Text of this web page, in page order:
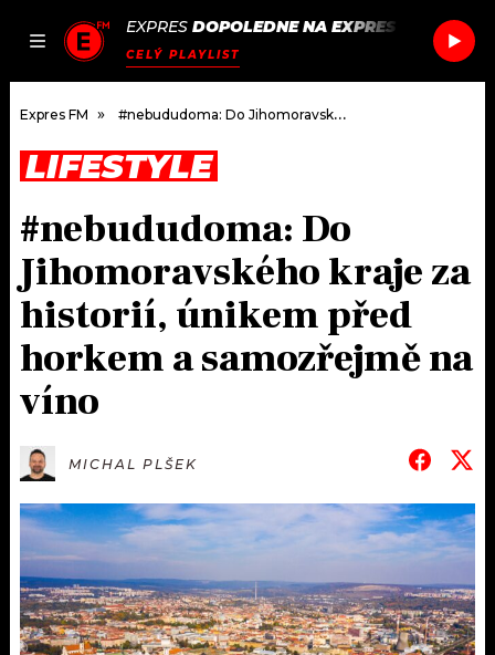
JAK
SEZNAM.CZ
EXPRES DOPOLEDNE NA EXPRES FM /OH
CELÝ PLAYLIST
DOMŮ
ČLÁNKY
HUDBA
ROZHOVORY
#NEBUDUDOMA
KALENDÁŘ
KVÍZY
VIP
PODCASTY
JAK NALADIT
RÁDIO
APLIKACE
PROGRAM
PLAYLIST
JAK NALADIT
SOUTĚŽE
Expres FM #nebududoma: Do Jihomoravského kraje za historií, únikem před horkem a samozřejmě na víno
LIFESTYLE
#nebududoma: Do
Jihomoravského kraje za
historií, únikem před
horkem a samozřejmě na
víno
MICHAL PLŠEK